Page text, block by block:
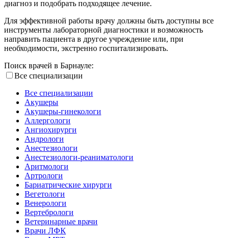
диагноз и подобрать подходящее лечение.
Для эффективной работы врачу должны быть доступны все
инструменты лабораторной диагностики и возможность
направить пациента в другое учреждение или, при
необходимости, экстренно госпитализировать.
Поиск врачей в Барнауле:
Все специализации
Все специализации
Акушеры
Акушеры-гинекологи
Аллергологи
Ангиохирурги
Андрологи
Анестезиологи
Анестезиологи-реаниматологи
Аритмологи
Артрологи
Бариатрические хирурги
Вегетологи
Венерологи
Вертебрологи
Ветеринарные врачи
Врачи ЛФК